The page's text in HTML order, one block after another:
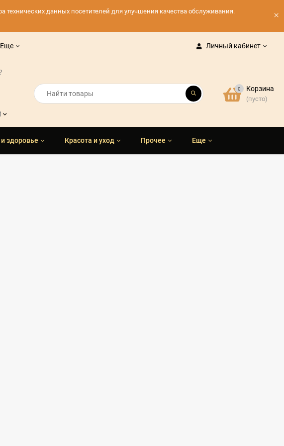
данных посетителей для улучшения качества обслуживания.
×
Личный кабинет
Еще
0 Корзина
(пусто)
здоровье Красота и уход Прочее Еще